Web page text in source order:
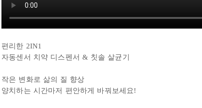
편리한 2IN1
자동센서 치약 디스펜서 & 칫솔 살균기
작은 변화로 삶의 질 향상
양치하는 시간마저 편안하게 바꿔보세요!